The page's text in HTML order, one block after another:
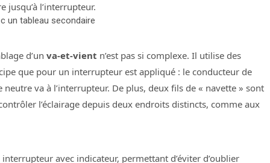
l’interrupteur.
un tableau secondaire
d’un va-et-vient n’est pas si complexe. Il utilise des
que pour un interrupteur est appliqué : le conducteur de
va à l’interrupteur. De plus, deux fils de « navette » sont
l’éclairage depuis deux endroits distincts, comme aux
avec indicateur, permettant d’éviter d’oublier